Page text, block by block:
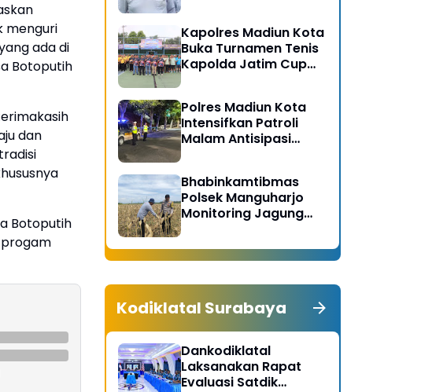
menguri
ada di
Botoputih
dan
Botoputih
Madiun
Kapolres Madiun Kota
Buka Turnamen Tenis
Kapolda Jatim Cup
Polres Madiun Kota
Intensifkan Patroli
Malam Antisipasi
Bhabinkamtibmas
Polsek Manguharjo
Monitoring Jagung
Dukung Swasembada
Pangan 2026
Kodiklatal Surabaya
Dankodiklatal
Laksanakan Rapat
Evaluasi Satdik